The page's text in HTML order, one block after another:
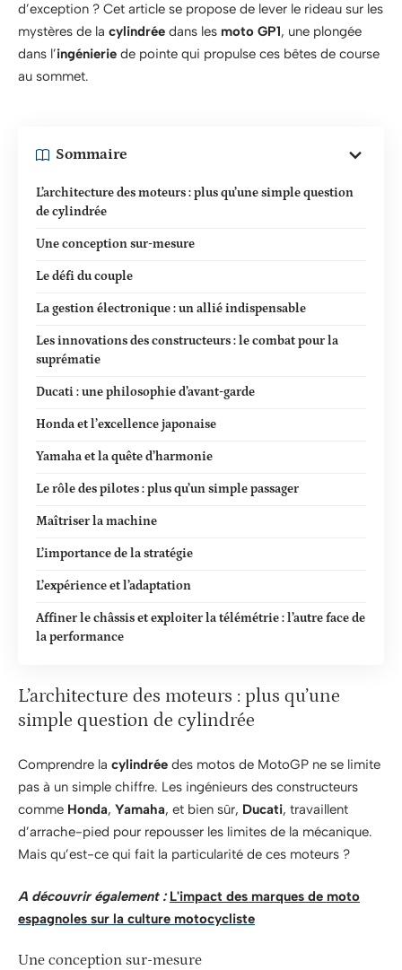
d’exception ? Cet article se propose de lever le rideau sur les
mystères de la cylindrée dans les moto GP1, une plongée
dans l’ingénierie de pointe qui propulse ces bêtes de course
au sommet.
Sommaire
L’architecture des moteurs : plus qu’une simple question
de cylindrée
Une conception sur-mesure
Le défi du couple
La gestion électronique : un allié indispensable
Les innovations des constructeurs : le combat pour la
suprématie
Ducati : une philosophie d’avant-garde
Honda et l’excellence japonaise
Yamaha et la quête d’harmonie
Le rôle des pilotes : plus qu’un simple passager
Maîtriser la machine
L’importance de la stratégie
L’expérience et l’adaptation
Affiner le châssis et exploiter la télémétrie : l’autre face de
la performance
L’architecture des moteurs : plus qu’une
simple question de cylindrée
Comprendre la cylindrée des motos de MotoGP ne se limite
pas à un simple chiffre. Les ingénieurs des constructeurs
comme Honda, Yamaha, et bien sûr, Ducati, travaillent
d’arrache-pied pour repousser les limites de la mécanique.
Mais qu’est-ce qui fait la particularité de ces moteurs ?
A découvrir également : L'impact des marques de moto
espagnoles sur la culture motocycliste
Une conception sur-mesure